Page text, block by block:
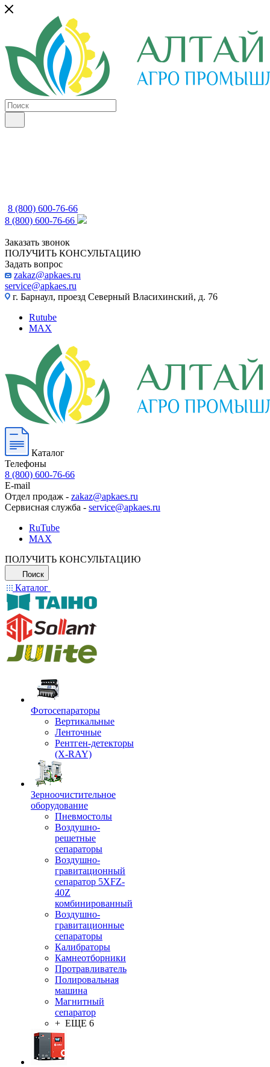
8 (800) 600-76-66
8 (800) 600-76-66
Заказать звонок
ПОЛУЧИТЬ КОНСУЛЬТАЦИЮ
Задать вопрос
zakaz@apkaes.ru
service@apkaes.ru
г. Барнаул, проезд Северный Власихинский, д. 76
Rutube
MAX
Каталог
Телефоны
8 (800) 600-76-66
E-mail
Отдел продаж - zakaz@apkaes.ru
Сервисная служба - service@apkaes.ru
RuTube
MAX
ПОЛУЧИТЬ КОНСУЛЬТАЦИЮ
Поиск
Каталог
Фотосепараторы
Вертикальные
Ленточные
Рентген-детекторы
(X-RAY)
Зерноочистительное
оборудование
Пневмостолы
Воздушно-
решетные
сепараторы
Воздушно-
гравитационный
сепаратор 5XFZ-
40Z
комбинированный
Воздушно-
гравитационные
сепараторы
Калибраторы
Камнеотборники
Протравливатель
Полировальная
машина
Магнитный
сепаратор
+ ЕЩЕ 6